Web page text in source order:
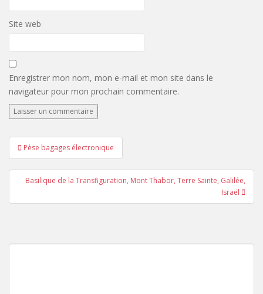
Site web
Enregistrer mon nom, mon e-mail et mon site dans le
navigateur pour mon prochain commentaire.
Navigation
de
l’article
Pèse bagages électronique
Basilique de la Transfiguration, Mont Thabor, Terre Sainte, Galilée,
Israël